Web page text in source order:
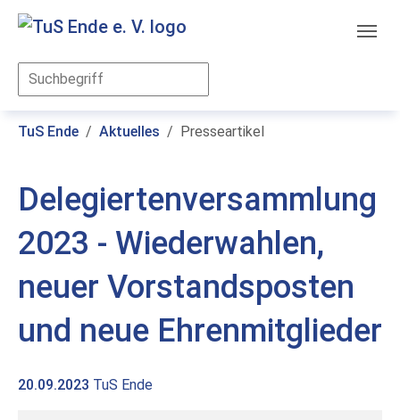
Skip to main content
TuS Ende Aktuelles Presseartikel
Delegiertenversammlung
2023 - Wiederwahlen,
neuer Vorstandsposten
und neue Ehrenmitglieder
20.09.2023 TuS Ende